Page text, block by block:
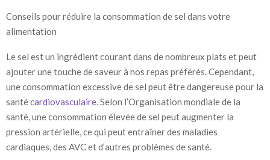
Conseils pour réduire la consommation de sel dans votre
alimentation
Le sel est un ingrédient courant dans de nombreux plats et peut
ajouter une touche de saveur à nos repas préférés. Cependant,
une consommation excessive de sel peut être dangereuse pour la
santécardiovasculaire . Selon l’Organisation mondiale de la
santé, une consommation élevée de sel peut augmenter la
pression artérielle, ce qui peut entraîner des maladies
cardiaques, des AVC et d’autres problèmes de santé.